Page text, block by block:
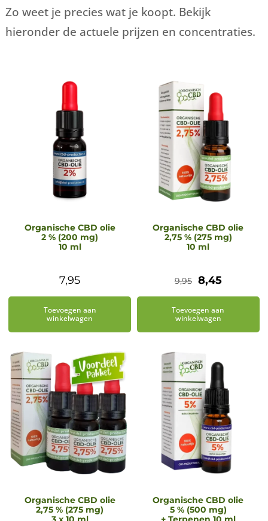
Zo weet je precies wat je koopt. Bekijk
hieronder de actuele prijzen en concentraties.
Organische CBD olie
2 % (200 mg)
10 ml
7,95
Toevoegen aan
winkelwagen
Organische CBD olie
2,75 % (275 mg)
10 ml
9,95
prijs
was:
8,45Huidige
prijs
Toevoegen aan
winkelwagen
Organische CBD olie
2,75 % (275 mg)
Organische CBD olie
5 % (500 mg)